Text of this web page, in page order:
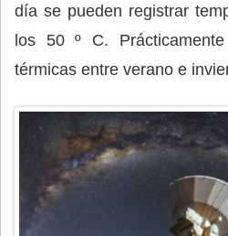
día se pueden registrar
los 50 º C.
térmicas entre verano e